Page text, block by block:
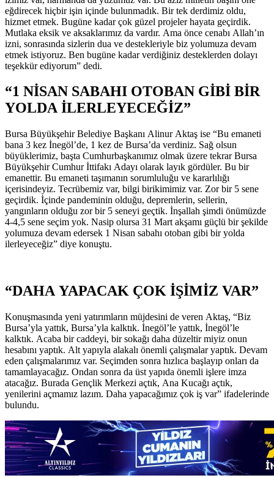
eğdirecek hiçbir işin içinde bulunmadık. Bir tek derdimiz oldu,
hizmet etmek. Bugüne kadar çok güzel projeler hayata geçirdik.
Mutlaka eksik ve aksaklarımız da vardır. Ama önce cenabı Allah’ın
izni, sonrasında sizlerin dua ve destekleriyle biz yolumuza devam
etmek istiyoruz. Ben bugüne kadar verdiğiniz desteklerden dolayı
teşekkür ediyorum” dedi.
“1 NİSAN SABAHI OTOBAN GİBİ BİR
YOLDA İLERLEYECEĞİZ”
Bursa Büyükşehir Belediye Başkanı Alinur Aktaş ise “Bu emaneti
bana 3 kez İnegöl’de, 1 kez de Bursa’da verdiniz. Sağ olsun
büyüklerimiz, başta Cumhurbaşkanımız olmak üzere tekrar Bursa
Büyükşehir Cumhur İttifakı Adayı olarak layık gördüler. Bu bir
emanettir. Bu emaneti taşımanın sorumluluğu ve kararlılığı
içerisindeyiz. Tecrübemiz var, bilgi birikimimiz var. Zor bir 5 sene
geçirdik. İçinde pandeminin olduğu, depremlerin, sellerin,
yangınların olduğu zor bir 5 seneyi geçtik. İnşallah şimdi önümüzde
4-4,5 sene seçim yok. Nasip olursa 31 Mart akşamı güçlü bir şekilde
yolumuza devam edersek 1 Nisan sabahı otoban gibi bir yolda
ilerleyeceğiz” diye konuştu.
“DAHA YAPACAK ÇOK İŞİMİZ VAR”
Konuşmasında yeni yatırımların müjdesini de veren Aktaş, “Biz
Bursa’yla yattık, Bursa’yla kalktık. İnegöl’le yattık, İnegöl’le
kalktık. Acaba bir caddeyi, bir sokağı daha düzeltir miyiz onun
hesabını yaptık. Alt yapıyla alakalı önemli çalışmalar yaptık. Devam
eden çalışmalarımız var. Seçimden sonra hızlıca başlayıp onları da
tamamlayacağız. Ondan sonra da üst yapıda önemli işlere imza
atacağız. Burada Gençlik Merkezi açtık, Ana Kucağı açtık,
yenilerini açmamız lazım. Daha yapacağımız çok iş var” ifadelerinde
bulundu.